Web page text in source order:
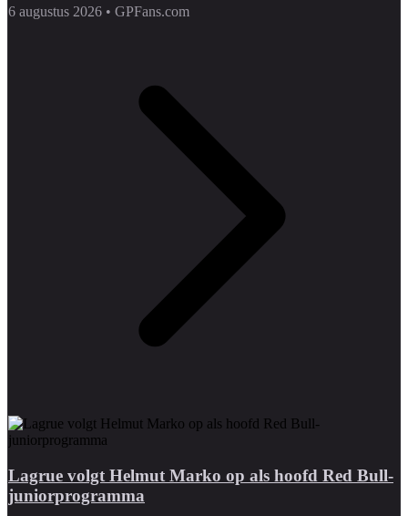
6 augustus 2026 • GPFans.com
Lagrue volgt Helmut Marko op als hoofd Red Bull-
juniorprogramma